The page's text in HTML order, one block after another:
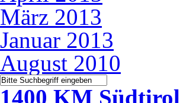
März 2013
Januar 2013
August 2010
1400 KM Südtirol